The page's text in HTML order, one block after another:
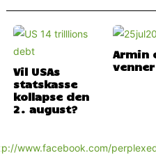
Vil USAs
statskasse
kollapse den
2. august?
Armin
venner
www.facebook.com/